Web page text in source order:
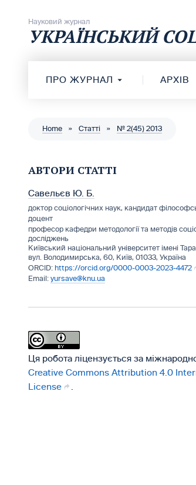
Науковий журнал
УКРАЇНСЬКИЙ
ПРО ЖУРНАЛ АРХІВ
Home » Статті » № 2(45) 2013
АВТОРИ СТАТТІ
Савельєв Ю. Б.
доктор соціологічних наук, кандидат
доцент
професор кафедри методології та методів
досліджень
Київський національний університет імені
вул. Володимирська, 60, Київ, 01033, Україна
https://orcid.org/0000-0003-2023-4472
yursave@knu.ua
Ця робота ліцензується за
Creative Commons Attribution 4.0
License